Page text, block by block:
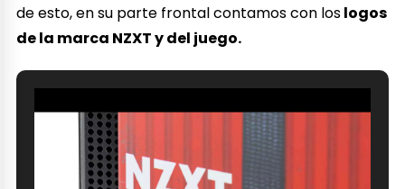
de esto, en su parte frontal contamos con loslogos
de la marca NZXT y del juego.